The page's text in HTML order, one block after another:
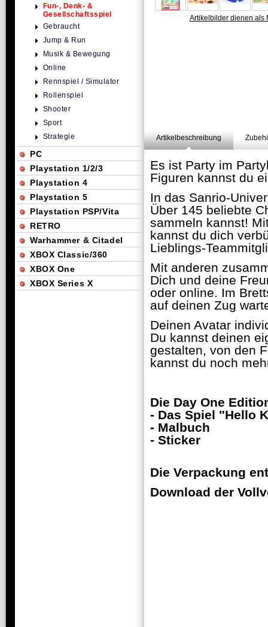
Artikelbilder dienen als
Artikelbeschreibung
Es ist Party im
Figuren kannst du
In das Sanrio-
Über 145 beliebte
sammeln kannst!
kannst du dich
Lieblings-
Mit anderen
Dich und deine
oder online. Im
auf deinen Zug
Deinen Avatar
Du kannst deinen
gestalten, von den
kannst du noch
Die Day One
- Das Spiel "Hello
- Malbuch
- Sticker
Die Verpackung
Download der
Fun-, Denk- &
Gesellschaftsspiel
Gebraucht
Jump & Run
Musik & Bewegung
Online
Rennspiel / Simulator
Rollenspiel
Shooter
Sport
Strategie
PC
Playstation 1/2/3
Playstation 4
Playstation 5
Playstation PSP/Vita
RETRO
Warhammer & Citadel
XBOX Classic/360
XBOX One
XBOX Series X